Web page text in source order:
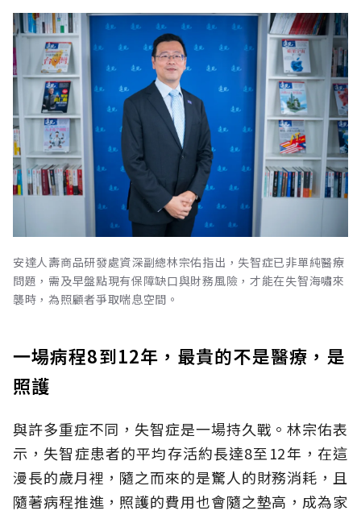
安達人壽商品研發處資深副總林宗佑指出，失智症已非單純醫療
問題，需及早盤點現有保障缺口與財務風險，才能在失智海嘯來
襲時，為照顧者爭取喘息空間。
一場病程8到12年，最貴的不是醫療，是
照護
與許多重症不同，失智症是一場持久戰。林宗佑表
示，失智症患者的平均存活約長達8至12年，在這
漫長的歲月裡，隨之而來的是驚人的財務消耗，且
隨著病程推進，照護的費用也會隨之墊高，成為家